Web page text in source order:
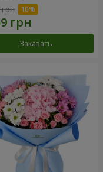
Заказать